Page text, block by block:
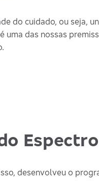
do cuidado, ou seja,
das nossas
desenvolveu o